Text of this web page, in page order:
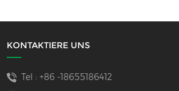
KONTAKTIERE UNS
Tel : +86 -18655186412